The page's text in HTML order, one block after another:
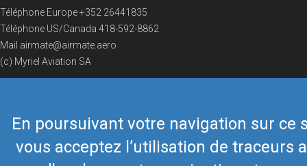
En poursuivant votre navigation sur ce
vous acceptez l’utilisation de traceurs
Téléphone Europe+352 26441835
Téléphone US/Canada 418-592-8862
Mail airmate@airmate.aero
(c) Myriel Aviation SA
© 2019 Airmate - Conditions d'utilisation - Vie privée Back to top